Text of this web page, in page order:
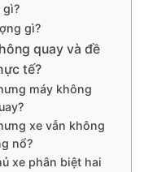
gì?
gì?
quay và đề
tế?
máy không
xe vẫn không
nổ?
xe phân biệt hai